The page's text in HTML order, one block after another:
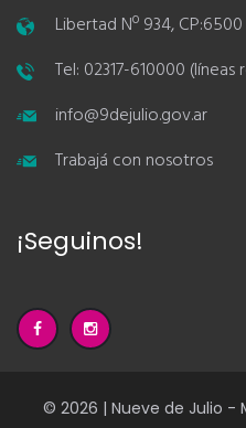
Libertad Nº 934, CP:6500
Tel: 02317-610000
info@9dejulio.gov.ar
Trabajá con nosotros
¡Seguinos!
© 2026 | Nueve de Julio -